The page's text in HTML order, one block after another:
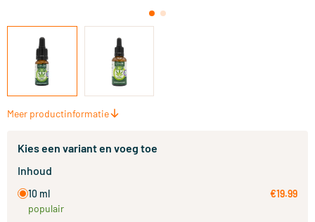
Meer productinformatie
Kies een variant en voeg toe
Inhoud
10 ml
populair
€19.99